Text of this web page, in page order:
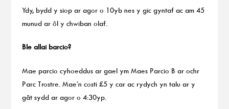
Ydy, bydd y siop ar agor o 10yb nes y gic gyntaf ac am 45
munud ar ôl y chwiban olaf.
Ble allai barcio?
Mae parcio cyhoeddus ar gael ym Maes Parcio B ar ochr
Parc Trostre. Mae’n costi £5 y car ac rydych yn talu ar y
gât sydd ar agor o 4:30yp.